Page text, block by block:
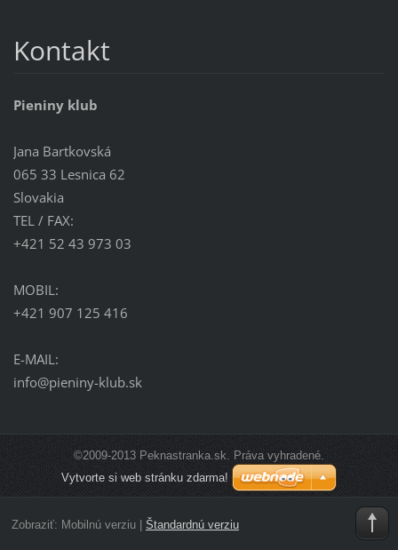
Kontakt
Pieniny klub
Jana Bartkovská
065 33 Lesnica 62
Slovakia
TEL / FAX:
+421 52 43 973 03
MOBIL:
+421 907 125 416
E-MAIL:
info@pieniny-klub.sk
©2009-2013 Peknastranka.sk. Práva vyhradené.
Vytvorte si web stránku zdarma!
Zobraziť: Mobilnú verziu| Štandardnú verziu